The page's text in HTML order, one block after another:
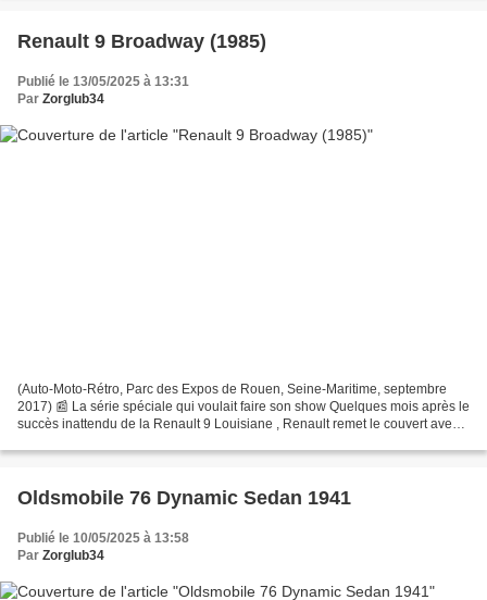
Renault 9 Broadway (1985)
Publié le 13/05/2025 à 13:31
Par Zorglub34
(Auto-Moto-Rétro, Parc des Expos de Rouen, Seine-Maritime, septembre
2017) 📰 La série spéciale qui voulait faire son show Quelques mois après le
succès inattendu de la Renault 9 Louisiane , Renault remet le couvert avec
Oldsmobile 76 Dynamic Sedan 1941
Publié le 10/05/2025 à 13:58
Par Zorglub34